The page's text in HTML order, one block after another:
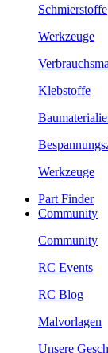
Schmierstoffe
Werkzeuge
Klebstoffe
Werkzeuge
Part Finder
Community
Community
RC Events
RC Blog
Malvorlagen
Unsere